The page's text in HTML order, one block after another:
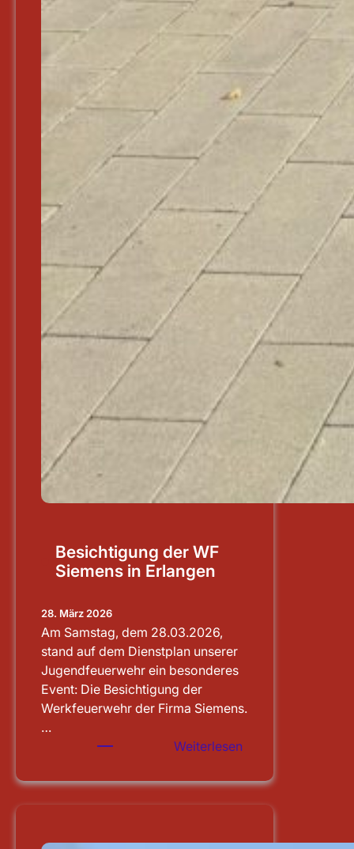
Besichtigung der WF
Siemens in Erlangen
28. März 2026
Am Samstag, dem 28.03.2026,
stand auf dem Dienstplan unserer
Jugendfeuerwehr ein besonderes
Event: Die Besichtigung der
Werkfeuerwehr der Firma Siemens.
…
Weiterlesen
der
in